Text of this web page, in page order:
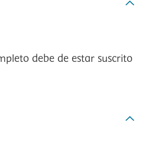
debe de estar suscrito